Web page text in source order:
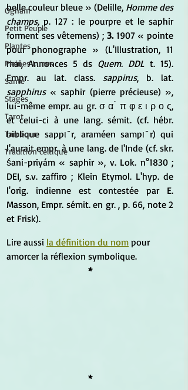
Ogham
Petit Peuple
Plantes
Pleines Lunes
Santé
Stages
Tarot
Tambour
Tradition celtique
belle couleur bleue » (Delille, Homme des
champs, p. 127 : le pourpre et le saphir
forment ses vêtemens) ; 3. 1907 « pointe
pour phonographe » (L'Illustration, 11
mai, Annonces 5 ds Quem. DDL t. 15).
Empr. au lat. class. sappirus, b. lat.
sapphirus « saphir (pierre précieuse) »,
lui-même empr. au gr. σ α ́ π φ ε ι ρ ο ς,
et celui-ci à une lang. sémit. (cf. hébr.
biblique sappι ̄r, araméen sampι ̄r) qui
l'aurait empr. à une lang. de l'Inde (cf. skr.
śani-priyám « saphir », v. Lok. n°1830 ;
DEI, s.v. zaffiro ; Klein Etymol. L'hyp. de
l'orig. indienne est contestée par E.
Masson, Empr. sémit. en gr. , p. 66, note 2
et Frisk).
Lire aussi la définition du nom pour
amorcer la réflexion symbolique.
*
*